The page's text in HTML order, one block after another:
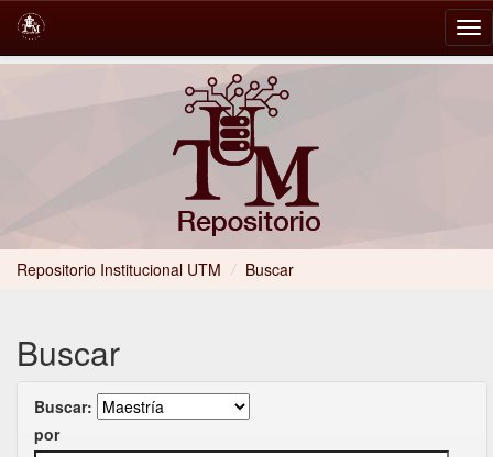
Repositorio Institucional UTM / Buscar
Buscar
Buscar:
por